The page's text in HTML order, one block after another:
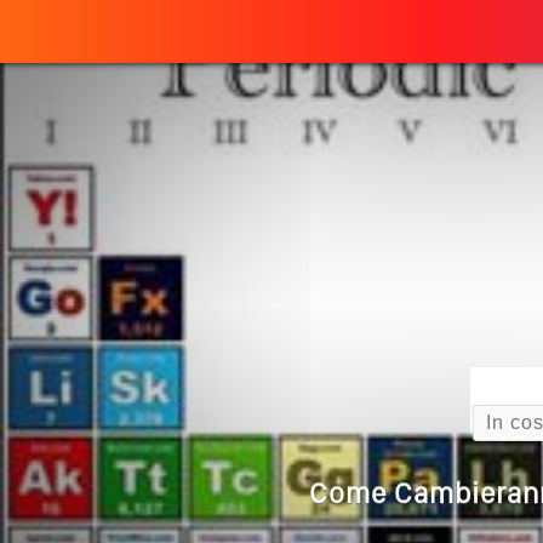
Search
Quando
Come
Cos’è La
Come
Quale Sarà Il Futuro Della